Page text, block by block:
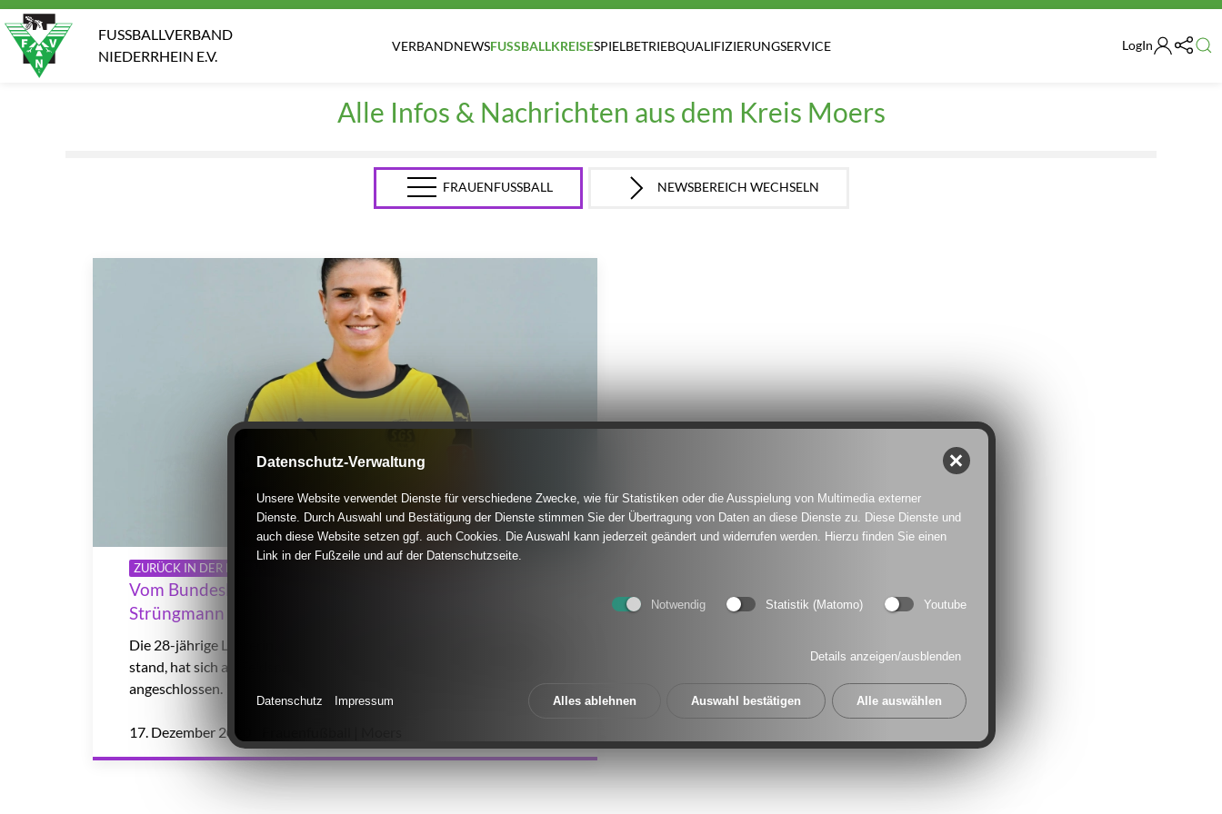
FUSSBALLVERBAND
NIEDERRHEIN E.V.
VERBANDNEWSFUSSBALLKREISE SPIELBETRIEBQUALIFIZIERUNGSERVICE LogIn
Alle Infos & Nachrichten aus dem Kreis Moers
FRAUENFUSSBALL NEWSBEREICH WECHSELN
ZURÜCK IN DER HEIMAT
Vom Bundesliga-Tor in den Landesliga-Sturm: Jil
Strüngmann greift neu an
Die 28-jährige Lehrerin, die einst für die SGS Essen im Bundesliga-Tor
stand, hat sich als Feldspielerin und Torwarttrainerin dem SV Budberg
angeschlossen.
17. Dezember 2020 Frauenfußball | Moers
Datenschutz-Verwaltung
Unsere Website verwendet Dienste für verschiedene Zwecke, wie für Statistiken oder die Ausspielung von Multimedia externer
Dienste. Durch Auswahl und Bestätigung der Dienste stimmen Sie der Übertragung von Daten an diese Dienste zu. Diese Dienste und
auch diese Website setzen ggf. auch Cookies. Die Auswahl kann jederzeit geändert und widerrufen werden. Hierzu finden Sie einen
Link in der Fußzeile und auf der Datenschutzseite.
Notwendig Statistik (Matomo) Youtube
Details anzeigen/ausblenden
Alles ablehnen Auswahl bestätigen Alle auswählen
Datenschutz Impressum